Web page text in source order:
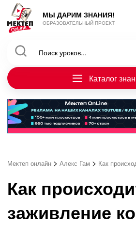
МЫ ДАРИМ ЗНАНИЯ!
ОБРАЗОВАТЕЛЬНЫЙ ПРОЕКТ
Каталог
Мектеп онлайн > Алекс Гам > Как
Как
заживление